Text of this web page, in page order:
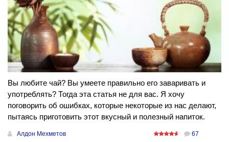
Вы любите чай? Вы умеете правильно его заваривать и
употреблять? Тогда эта статья не для вас. Я хочу
поговорить об ошибках, которые некоторые из нас делают,
пытаясь приготовить этот вкусный и полезный напиток.
Алдон Мехметов 67